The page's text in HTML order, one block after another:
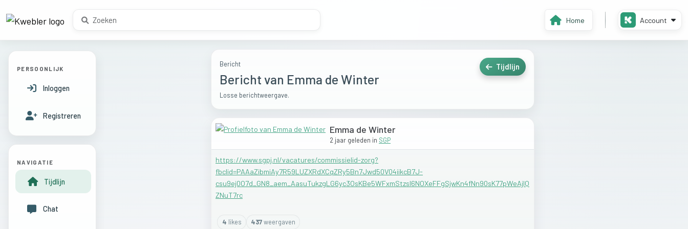
Home Account
Bericht
Bericht van Emma de Winter
Losse berichtweergave.
Tijdlijn
Emma de Winter
2 jaar geleden in SGP
https://www.sgpj.nl/vacatures/commissielid-zorg?
fbclid=PAAaZibmiAy7R59LUZXRdXCqZRy5Bn7Jwd50V04iikcB7J-
csu9ej0O7d_GN8_aem_AasuTukzgLG6yc3OsKBe5WFxmStzsl6NOXeFFgSjwKn4fNn90sK77pWeAjIQ
ZNuT7rc
4 likes 437weergaven
PERSOONLIJK
Inloggen
Registreren
NAVIGATIE
Tijdlijn
Chat